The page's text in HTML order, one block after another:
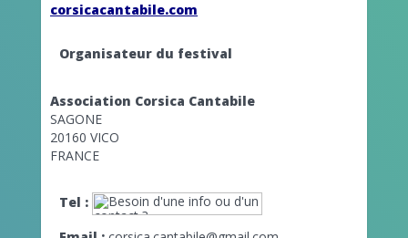
corsicacantabile.com
Organisateur du festival
Association Corsica Cantabile
SAGONE
20160 VICO
FRANCE
Tel :